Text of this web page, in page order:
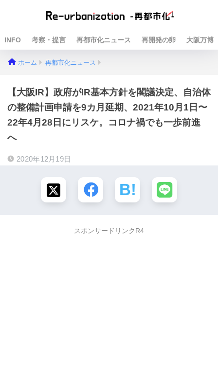
INFO 考察・提言 再都市化ニュース 再開発の卵 大阪万博
ホーム 再都市化ニュース
【大阪IR】政府がIR基本方針を閣議決定、自治体
の整備計画申請を9カ月延期、2021年10月1日〜
22年4月28日にリスケ。コロナ禍でも一歩前進
へ
2020年12月19日
スポンサードリンクR4